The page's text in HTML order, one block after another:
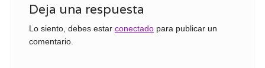
Deja una respuesta
Lo siento, debes estar conectadopara publicar un
comentario.